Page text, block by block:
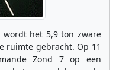
wordt het 5,9 ton zware
ruimte gebracht. Op 11
Zond 7 op een